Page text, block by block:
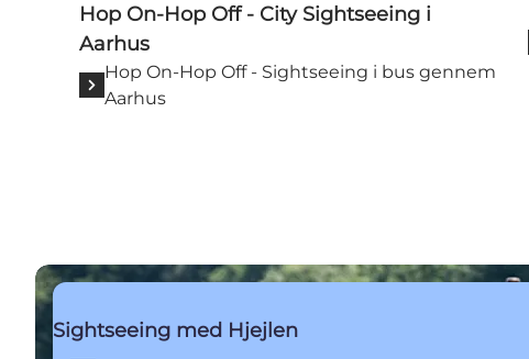
Hop On-Hop Off - City Sightseeing i
Aarhus
Hop On-Hop Off - Sightseeing i bus gennem
Aarhus
En af verdens ældste originale kulfyrede hjuldampe
Sightseeing med Hjejlen